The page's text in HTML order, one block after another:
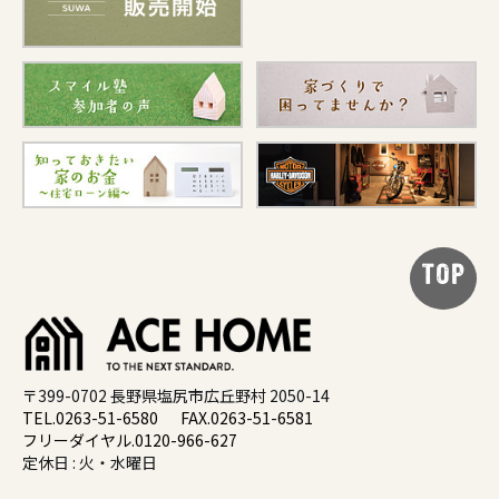
〒399-0702 長野県塩尻市広丘野村 2050-14
TEL.0263-51-6580
FAX.0263-51-6581
フリーダイヤル.0120-966-627
定休日 : 火・水曜日
TOP